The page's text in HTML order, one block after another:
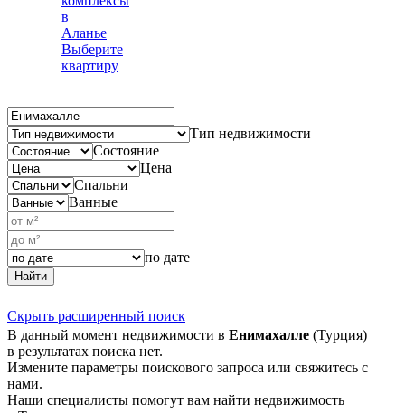
в
Аланье
Выберите
квартиру
Тип недвижимости
Состояние
Цена
Спальни
Ванные
по дате
Найти
Скрыть расширенный поиск
В данный момент недвижимости в Енимахалле (Турция)
в результатах поиска нет.
Измените параметры поискового запроса или свяжитесь с
нами.
Наши специалисты помогут вам найти недвижимость